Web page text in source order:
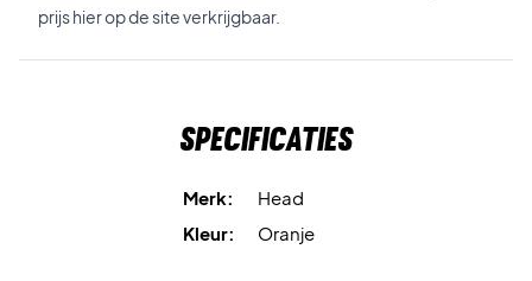
prijs hier op de site verkrijgbaar.
Specificaties
Merk:
Head
Kleur:
Oranje